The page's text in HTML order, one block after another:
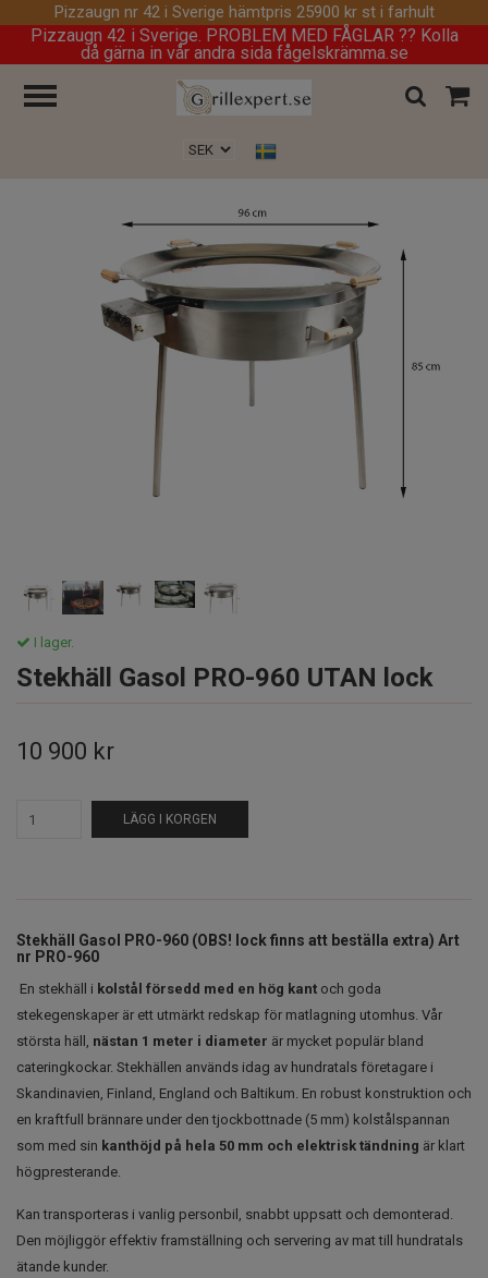
Pizzaugn nr 42 i Sverige hämtpris 25900 kr st i farhult
Pizzaugn 42 i Sverige. PROBLEM MED FÅGLAR ?? Kolla
då gärna in vår andra sida fågelskrämma.se
I lager.
Stekhäll Gasol PRO-960 UTAN lock
10 900 kr
LÄGG I KORGEN
Stekhäll Gasol PRO-960 (OBS! lock finns att beställa extra) Art
nr PRO-960
En stekhäll i kolstål försedd med en hög kant och goda
stekegenskaper är ett utmärkt redskap för matlagning utomhus. Vår
största häll, nästan 1 meter i diameter är mycket populär bland
cateringkockar. Stekhällen används idag av hundratals företagare i
Skandinavien, Finland, England och Baltikum. En robust konstruktion och
en kraftfull brännare under den tjockbottnade (5 mm) kolstålspannan
som med sin kanthöjd på hela 50 mm och elektrisk tändning är klart
högpresterande.
Kan transporteras i vanlig personbil, snabbt uppsatt och demonterad.
Den möjliggör effektiv framställning och servering av mat till hundratals
ätande kunder.